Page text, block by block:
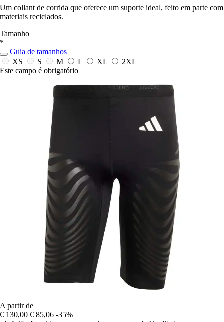
Um collant de corrida que oferece um suporte ideal, feito em parte com
materiais reciclados.
Tamanho
*
Guia de tamanhos
XS
S M L XL
2XL
Este campo é obrigatório
A partir de
€ 130,00 € 85,06 -35%